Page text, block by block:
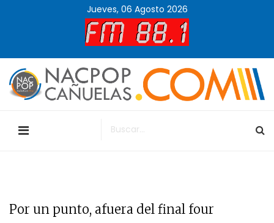
Jueves, 06 Agosto 2026
Por un punto, afuera del final four